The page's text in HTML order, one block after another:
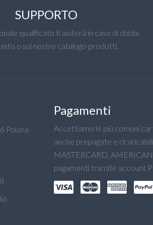
SUPPORTO
qualificato ti aiuterà in caso di dubbi
o sul nostro catalogo prodotti.
Poiana
Pagamenti
Accettiamo le più comuni
anche prepagate e ricaricabili
MASTERCARD, AMERICAN
pagamenti tramite account